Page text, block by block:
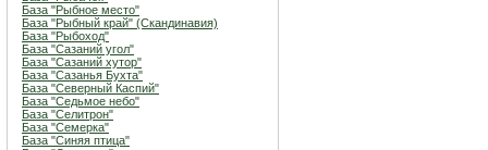
База "Рыбное место"
База "Рыбный край" (Скандинавия)
База "Рыбоход"
База "Сазаний угол"
База "Сазаний хутор"
База "Сазанья Бухта"
База "Северный Каспий"
База "Седьмое небо"
База "Селитрон"
База "Семерка"
База "Синяя птица"